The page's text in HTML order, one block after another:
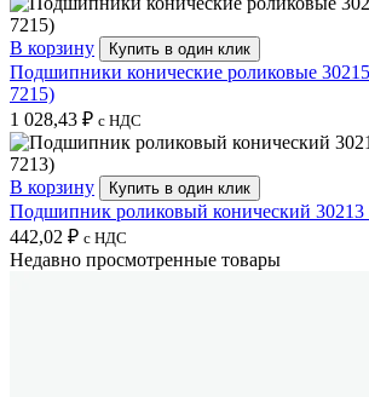
В корзину Купить в один клик
Подшипники конические роликовые
7215)
1 028,43 ₽ с НДС
В корзину Купить в один клик
Подшипник роликовый конический 30213
442,02 ₽ с НДС
Недавно просмотренные товары